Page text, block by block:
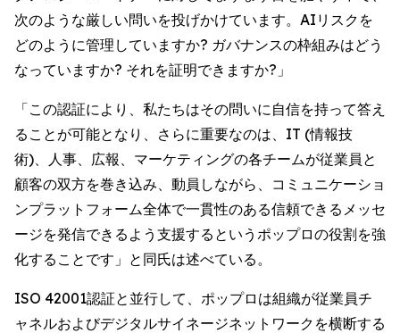
次のような厳しい問いを投げかけています。AIリスクを
どのように管理していますか? ガバナンスの枠組みはどう
なっていますか? それを証明できますか?」
「この認証により、私たちはその問いに自信を持って答え
ることが可能となり、さらに重要なのは、IT (情報技
術)、人事、広報、マーケティングの各チームが従業員と
顧客の双方を巻き込み、動員しながら、コミュニケーショ
ンプラットフォーム全体で一貫性のある信頼できるメッセ
ージを発信できるよう支援するというポップロの役割を強
化することです」と同氏は述べている。
ISO 42001認証と並行して、ポップロは組織が従業員チ
ャネルおよびデジタルサイネージネットワークを横断する